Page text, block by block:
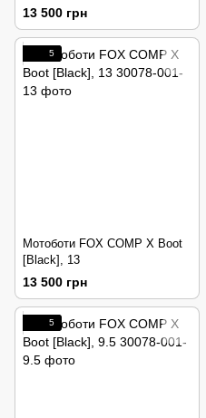
13 500 грн
5
Мотоботи FOX COMP X Boot
[Black], 13
13 500 грн
5